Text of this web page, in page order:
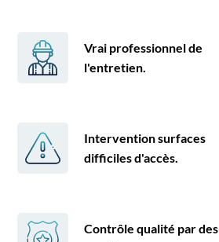
Vrai professionnel de
l'entretien.
Intervention surfaces
difficiles d'accès.
Contrôle qualité par des